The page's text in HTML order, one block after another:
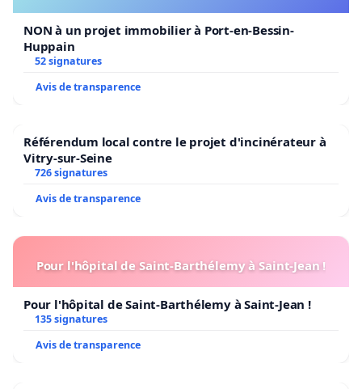
NON à un projet immobilier à Port-en-Bessin-
Huppain
52 signatures
Avis de transparence
Référendum local contre le projet d'incinérateur à
Vitry-sur-Seine
726 signatures
Avis de transparence
Pour l'hôpital de Saint-Barthélemy à Saint-Jean !
Pour l'hôpital de Saint-Barthélemy à Saint-Jean !
135 signatures
Avis de transparence